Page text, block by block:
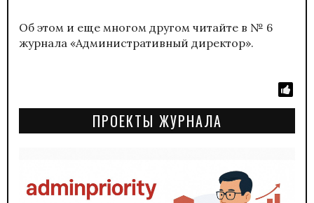
Об этом и еще многом другом читайте в № 6
журнала «Административный директор».
ПРОЕКТЫ ЖУРНАЛА